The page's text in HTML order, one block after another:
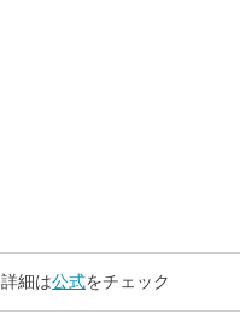
詳細は公式をチェック